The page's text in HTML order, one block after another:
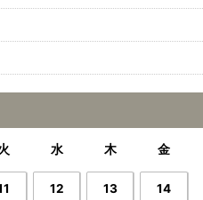
水 木 金
12 13 14